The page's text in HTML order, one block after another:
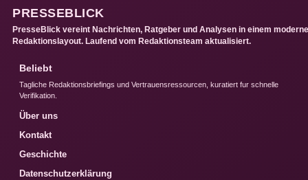
PRESSEBLICK
PresseBlick vereint Nachrichten, Ratgeber und Analysen in einem
Redaktionslayout. Laufend vom Redaktionsteam aktualisiert.
Beliebt
Tagliche Redaktionsbriefings und Vertrauensressourcen, kuratiert fur schnelle
Verifikation.
Über uns
Kontakt
Geschichte
Datenschutzerklärung